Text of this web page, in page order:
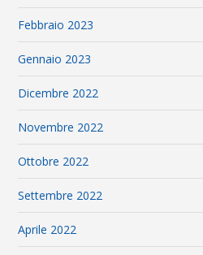
Febbraio 2023
Gennaio 2023
Dicembre 2022
Novembre 2022
Ottobre 2022
Settembre 2022
Aprile 2022